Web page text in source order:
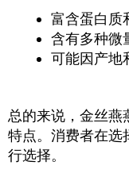
富含蛋白质
含有多种微
可能因产地
总的来说，金丝燕
特点。消费者在选
行选择。